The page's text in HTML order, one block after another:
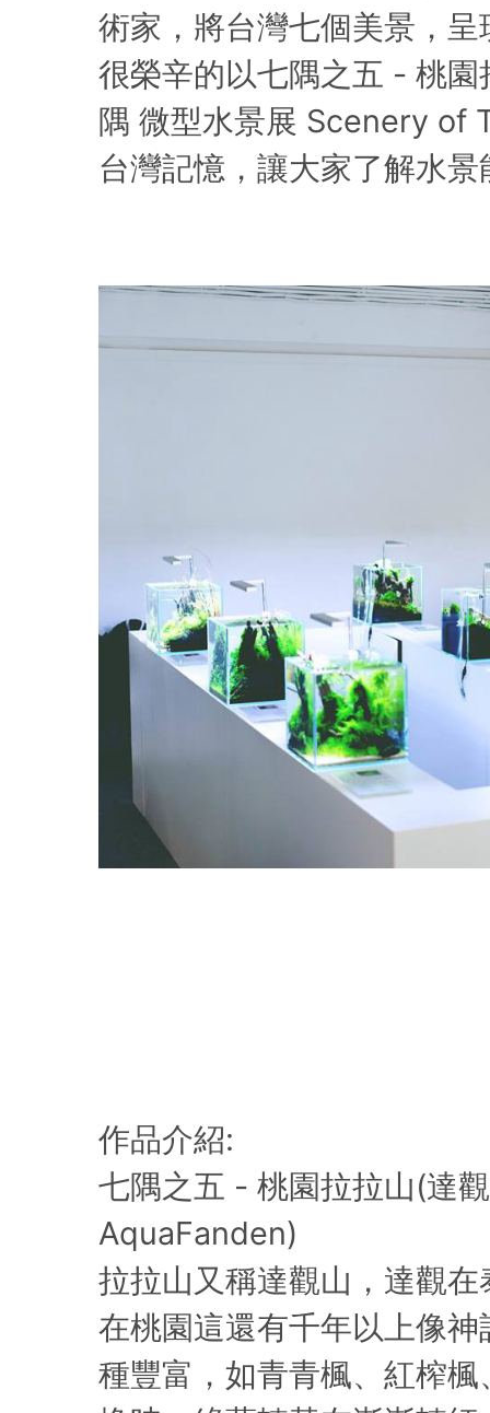
術家，將台灣七個美景，
很榮辛的以七隅之五 - 桃
隅 微型水景展 Scenery of
台灣記憶，讓大家了解水
作品介紹:
七隅之五 - 桃園拉拉山(達
AquaFanden)
拉拉山又稱達觀山，達觀
在桃園這還有千年以上像
種豐富，如青青楓、紅榨